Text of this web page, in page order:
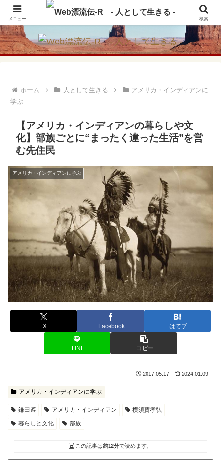
アメリカ・インディアンの思想・生き方からの学びをメインに、趣味や経験則
ホーム 人として生きる
アメリカ・インディアンに
学ぶ
【アメリカ・インディアンの暮らしや文
化】部族ごとに“まったく違った生活”を営
む先住民
アメリカ・インディアンに学ぶ
X Facebook はてブ
LINE コピー
2017.05.17 2024.01.09
アメリカ・インディアンに学ぶ
鎌田遵 アメリカ・インディアン
横須賀孝弘
暮らしと文化
部族
この記事は約12分で読めます。
メニュー 検索